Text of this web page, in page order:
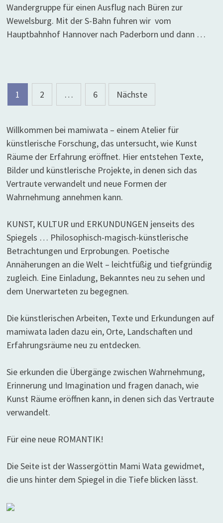
Wandergruppe für einen Ausflug nach Büren zur
Wewelsburg. Mit der S-Bahn fuhren wir vom
Hauptbahnhof Hannover nach Paderborn und dann …
Seitennummerierung
der
Beiträge
1 2 … 6 Nächste
Willkommen bei mamiwata – einem Atelier für
künstlerische Forschung, das untersucht, wie Kunst
Räume der Erfahrung eröffnet. Hier entstehen Texte,
Bilder und künstlerische Projekte, in denen sich das
Vertraute verwandelt und neue Formen der
Wahrnehmung annehmen kann.
KUNST, KULTUR und ERKUNDUNGEN jenseits des
Spiegels … Philosophisch-magisch-künstlerische
Betrachtungen und Erprobungen. Poetische
Annäherungen an die Welt – leichtfüßig und tiefgründig
zugleich. Eine Einladung, Bekanntes neu zu sehen und
dem Unerwarteten zu begegnen.
Die künstlerischen Arbeiten, Texte und Erkundungen auf
mamiwata laden dazu ein, Orte, Landschaften und
Erfahrungsräume neu zu entdecken.
Sie erkunden die Übergänge zwischen Wahrnehmung,
Erinnerung und Imagination und fragen danach, wie
Kunst Räume eröffnen kann, in denen sich das Vertraute
verwandelt.
Für eine neue ROMANTIK!
Die Seite ist der Wassergöttin Mami Wata gewidmet,
die uns hinter dem Spiegel in die Tiefe blicken lässt.